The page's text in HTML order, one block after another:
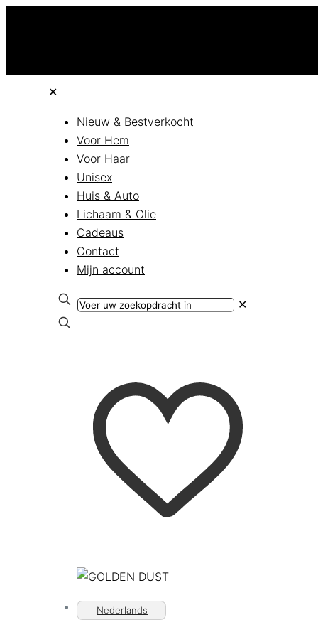
✕
Nieuw & Bestverkocht
Voor Hem
Voor Haar
Unisex
Huis & Auto
Lichaam & Olie
Cadeaus
Contact
Mijn account
✕
Nederlands